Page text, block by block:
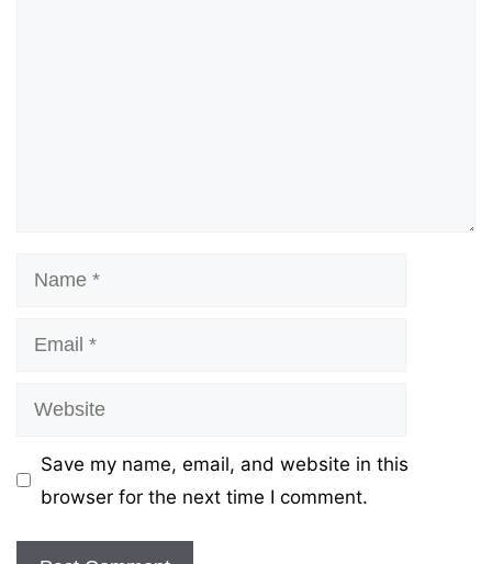
Name
Email
Website
Save my name, email, and website in this
browser for the next time I comment.